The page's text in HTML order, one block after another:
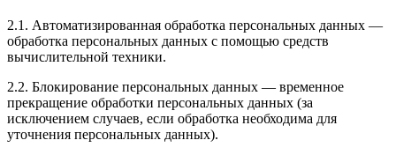
2.1. Автоматизированная обработка персональных данных —
обработка персональных данных с помощью средств
вычислительной техники.
2.2. Блокирование персональных данных — временное
прекращение обработки персональных данных (за
исключением случаев, если обработка необходима для
уточнения персональных данных).